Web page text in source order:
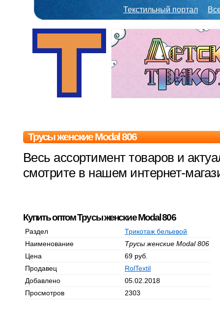
Текстильный портал
Трусы женские Modal 806
Весь ассортимент товаров и
смотрите в нашем интернет-
Купить оптом Трусы женские Modal 806
Раздел
Трикотаж бельевой
Наименование
Трусы женские Modal 806
Цена
69 руб.
Продавец
RolTextil
Добавлено
05.02.2018
Просмотров
2303